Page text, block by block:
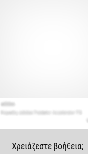
Χρειάζεστε βοήθεια;